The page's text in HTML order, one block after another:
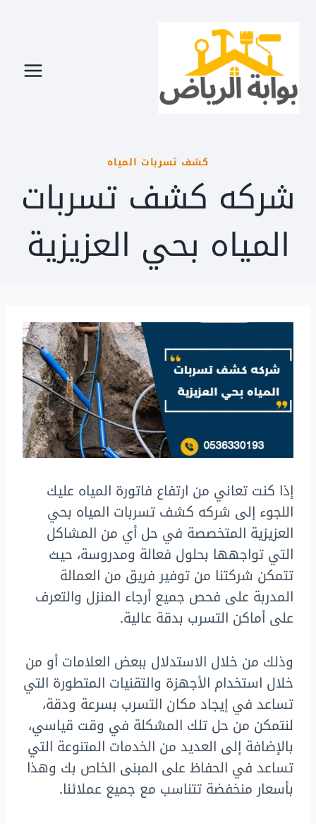
المحتوى
كشف تسربات المياه
شركه كشف تسربات
المياه بحي العزيزية
إذا كنت تعاني من ارتفاع فاتورة المياه عليك
اللجوء إلى شركه كشف تسربات المياه بحي
العزيزية المتخصصة في حل أي من المشاكل
التي تواجهها بحلول فعالة ومدروسة، حيث
تتمكن شركتنا من توفير فريق من العمالة
المدربة على فحص جميع أرجاء المنزل والتعرف
على أماكن التسرب بدقة عالية.
وذلك من خلال الاستدلال ببعض العلامات أو من
خلال استخدام الأجهزة والتقنيات المتطورة التي
تساعد في إيجاد مكان التسرب بسرعة ودقة،
لنتمكن من حل تلك المشكلة في وقت قياسي،
بالإضافة إلى العديد من الخدمات المتنوعة التي
تساعد في الحفاظ على المبنى الخاص بك وهذا
بأسعار منخفضة تتناسب مع جميع عملائنا.